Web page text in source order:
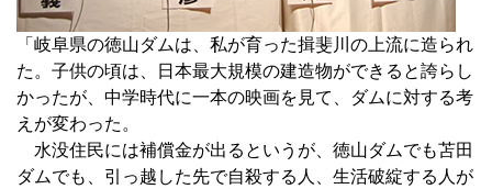
「岐阜県の徳山ダムは、私が育った揖斐川の上流に造られ
た。子供の頃は、日本最大規模の建造物ができると誇らし
かったが、中学時代に一本の映画を見て、ダムに対する考
えが変わった。
水没住民には補償金が出るというが、徳山ダムでも苫田
ダムでも、引っ越した先で自殺する人、生活破綻する人が